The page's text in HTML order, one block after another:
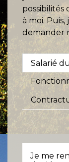
à moi.
demander
Salarié
Je me